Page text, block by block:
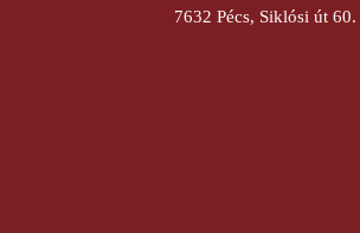
7632 Pécs, Siklósi út 60.